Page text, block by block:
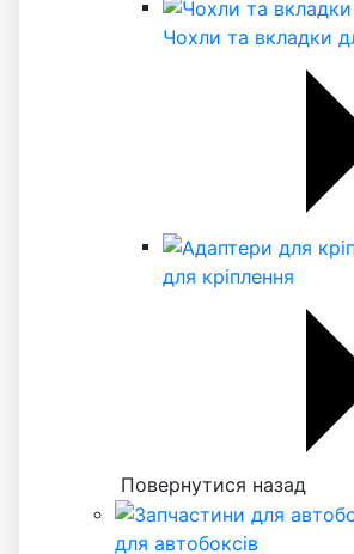
Чохли та вкладки
для кріплення
Повернутися назад
для автобоксів